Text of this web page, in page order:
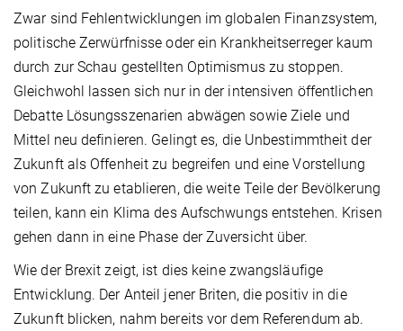
Zwar sind Fehlentwicklungen im globalen Finanzsystem,
politische Zerwürfnisse oder ein Krankheitserreger kaum
durch zur Schau gestellten Optimismus zu stoppen.
Gleichwohl lassen sich nur in der intensiven öffentlichen
Debatte Lösungsszenarien abwägen sowie Ziele und
Mittel neu definieren. Gelingt es, die Unbestimmtheit der
Zukunft als Offenheit zu begreifen und eine Vorstellung
von Zukunft zu etablieren, die weite Teile der Bevölkerung
teilen, kann ein Klima des Aufschwungs entstehen. Krisen
gehen dann in eine Phase der Zuversicht über.
Wie der Brexit zeigt, ist dies keine zwangsläufige
Entwicklung. Der Anteil jener Briten, die positiv in die
Zukunft blicken, nahm bereits vor dem Referendum ab.